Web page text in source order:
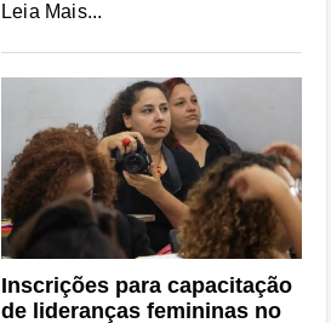
Leia Mais...
Inscrições para capacitação
de lideranças femininas no